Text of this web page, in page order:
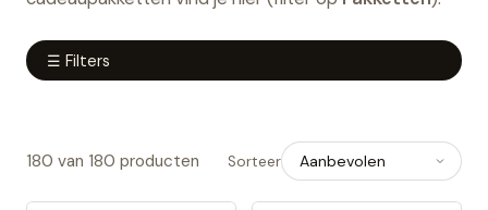
☰ Filters
180 van 180 producten Sorteer